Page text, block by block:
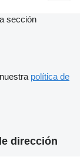
sección
política de
dirección